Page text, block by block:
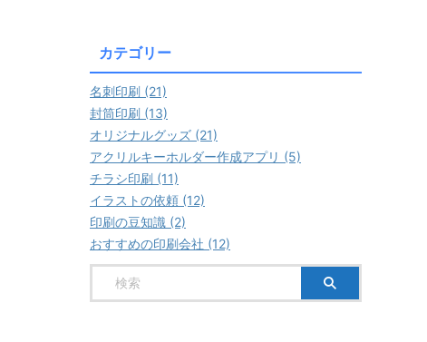
カテゴリー
名刺印刷 (21)
封筒印刷 (13)
オリジナルグッズ (21)
アクリルキーホルダー作成アプリ (5)
チラシ印刷 (11)
イラストの依頼 (12)
印刷の豆知識 (2)
おすすめの印刷会社 (12)